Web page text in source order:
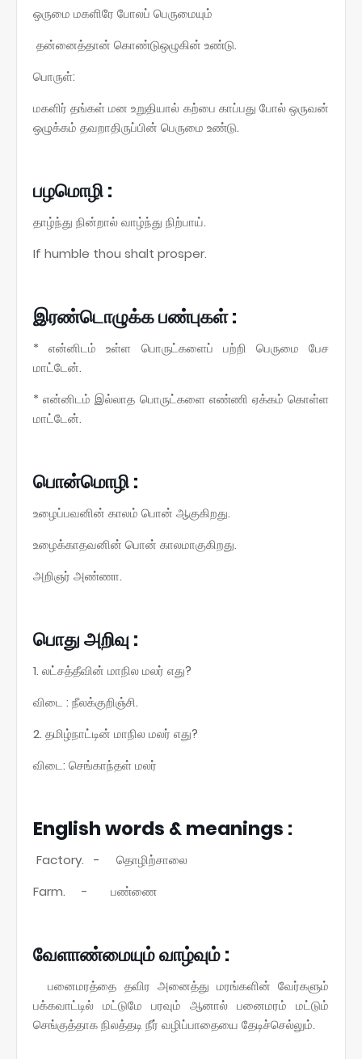
ஒருமை மகளிரே போலப் பெருமையும்
தன்னைத்தான் கொண்டுஒழுகின் உண்டு.
பொருள்:
மகளிர் தங்கள் மன உறுதியால் கற்பை காப்பது போல் ஒருவன்
ஒழுக்கம் தவறாதிருப்பின் பெருமை உண்டு.
பழமொழி :
தாழ்ந்து நின்றால் வாழ்ந்து நிற்பாய்.
If humble thou shalt prosper.
இரண்டொழுக்க பண்புகள் :
* என்னிடம் உள்ள பொருட்களைப் பற்றி பெருமை பேச
மாட்டேன்.
* என்னிடம் இல்லாத பொருட்களை எண்ணி ஏக்கம் கொள்ள
மாட்டேன்.
பொன்மொழி :
உழைப்பவனின் காலம் பொன் ஆகுகிறது.
உழைக்காதவனின் பொன் காலமாகுகிறது.
அறிஞர் அண்ணா.
பொது அறிவு :
1. லட்சத்தீவின் மாநில மலர் எது?
விடை : நீலக்குறிஞ்சி.
2. தமிழ்நாட்டின் மாநில மலர் எது?
விடை: செங்காந்தள் மலர்
English words & meanings :
Factory. - தொழிற்சாலை
Farm. - பண்ணை
வேளாண்மையும் வாழ்வும் :
பனைமரத்தை தவிர அனைத்து மரங்களின் வேர்களும்
பக்கவாட்டில் மட்டுமே பரவும் ஆனால் பனைமரம் மட்டும்
செங்குத்தாக நிலத்தடி நீர் வழிப்பாதையை தேடிச்செல்லும்.